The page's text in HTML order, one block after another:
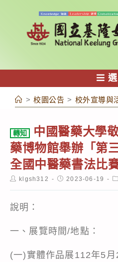
容
> 校園公告 > 校外宣導與
轉知
中國醫藥大學
藥博物館舉辦「第
全國中醫藥書法比
Postklgsh312
Post2023-06-19
說明：
一、展覽時間/地點：
(一)實體作品展112年5